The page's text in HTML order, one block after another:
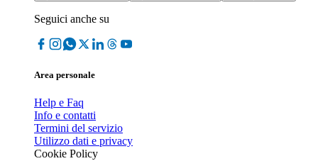
Seguici anche su
Area personale
Help e Faq
Info e contatti
Termini del servizio
Utilizzo dati e privacy
Cookie Policy